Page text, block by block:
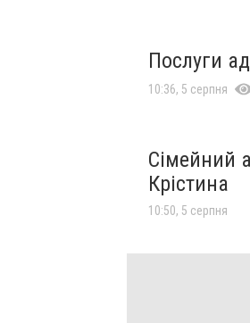
Послуги
10:36, 5 серпня
Сімейний
Крістина
10:50, 5 серпня